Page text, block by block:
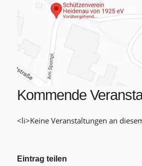
Kommende
<li>Keine Veranstaltungen an
Eintrag teilen